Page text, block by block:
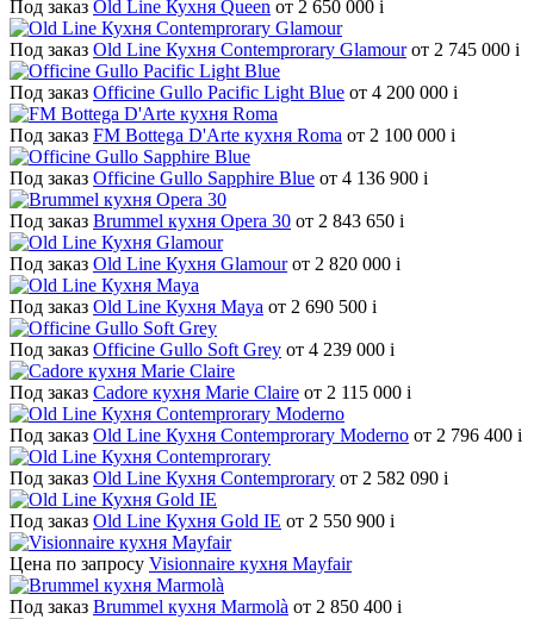
Под заказ Old Line Кухня Queen от 2 650 000 i
Под заказ Old Line Кухня Contemprorary Glamour от 2 745 000 i
Под заказ Officine Gullo Pacific Light Blue от 4 200 000 i
Под заказ FM Bottega D'Arte кухня Roma от 2 100 000 i
Под заказ Officine Gullo Sapphire Blue от 4 136 900 i
Под заказ Brummel кухня Opera 30 от 2 843 650 i
Под заказ Old Line Кухня Glamour от 2 820 000 i
Под заказ Old Line Кухня Maya от 2 690 500 i
Под заказ Officine Gullo Soft Grey от 4 239 000 i
Под заказ Cadore кухня Marie Claire от 2 115 000 i
Под заказ Old Line Кухня Contemprorary Moderno от 2 796 400 i
Под заказ Old Line Кухня Contemprorary от 2 582 090 i
Под заказ Old Line Кухня Gold IE от 2 550 900 i
Цена по запросу Visionnaire кухня Mayfair
Под заказ Brummel кухня Marmolà от 2 850 400 i